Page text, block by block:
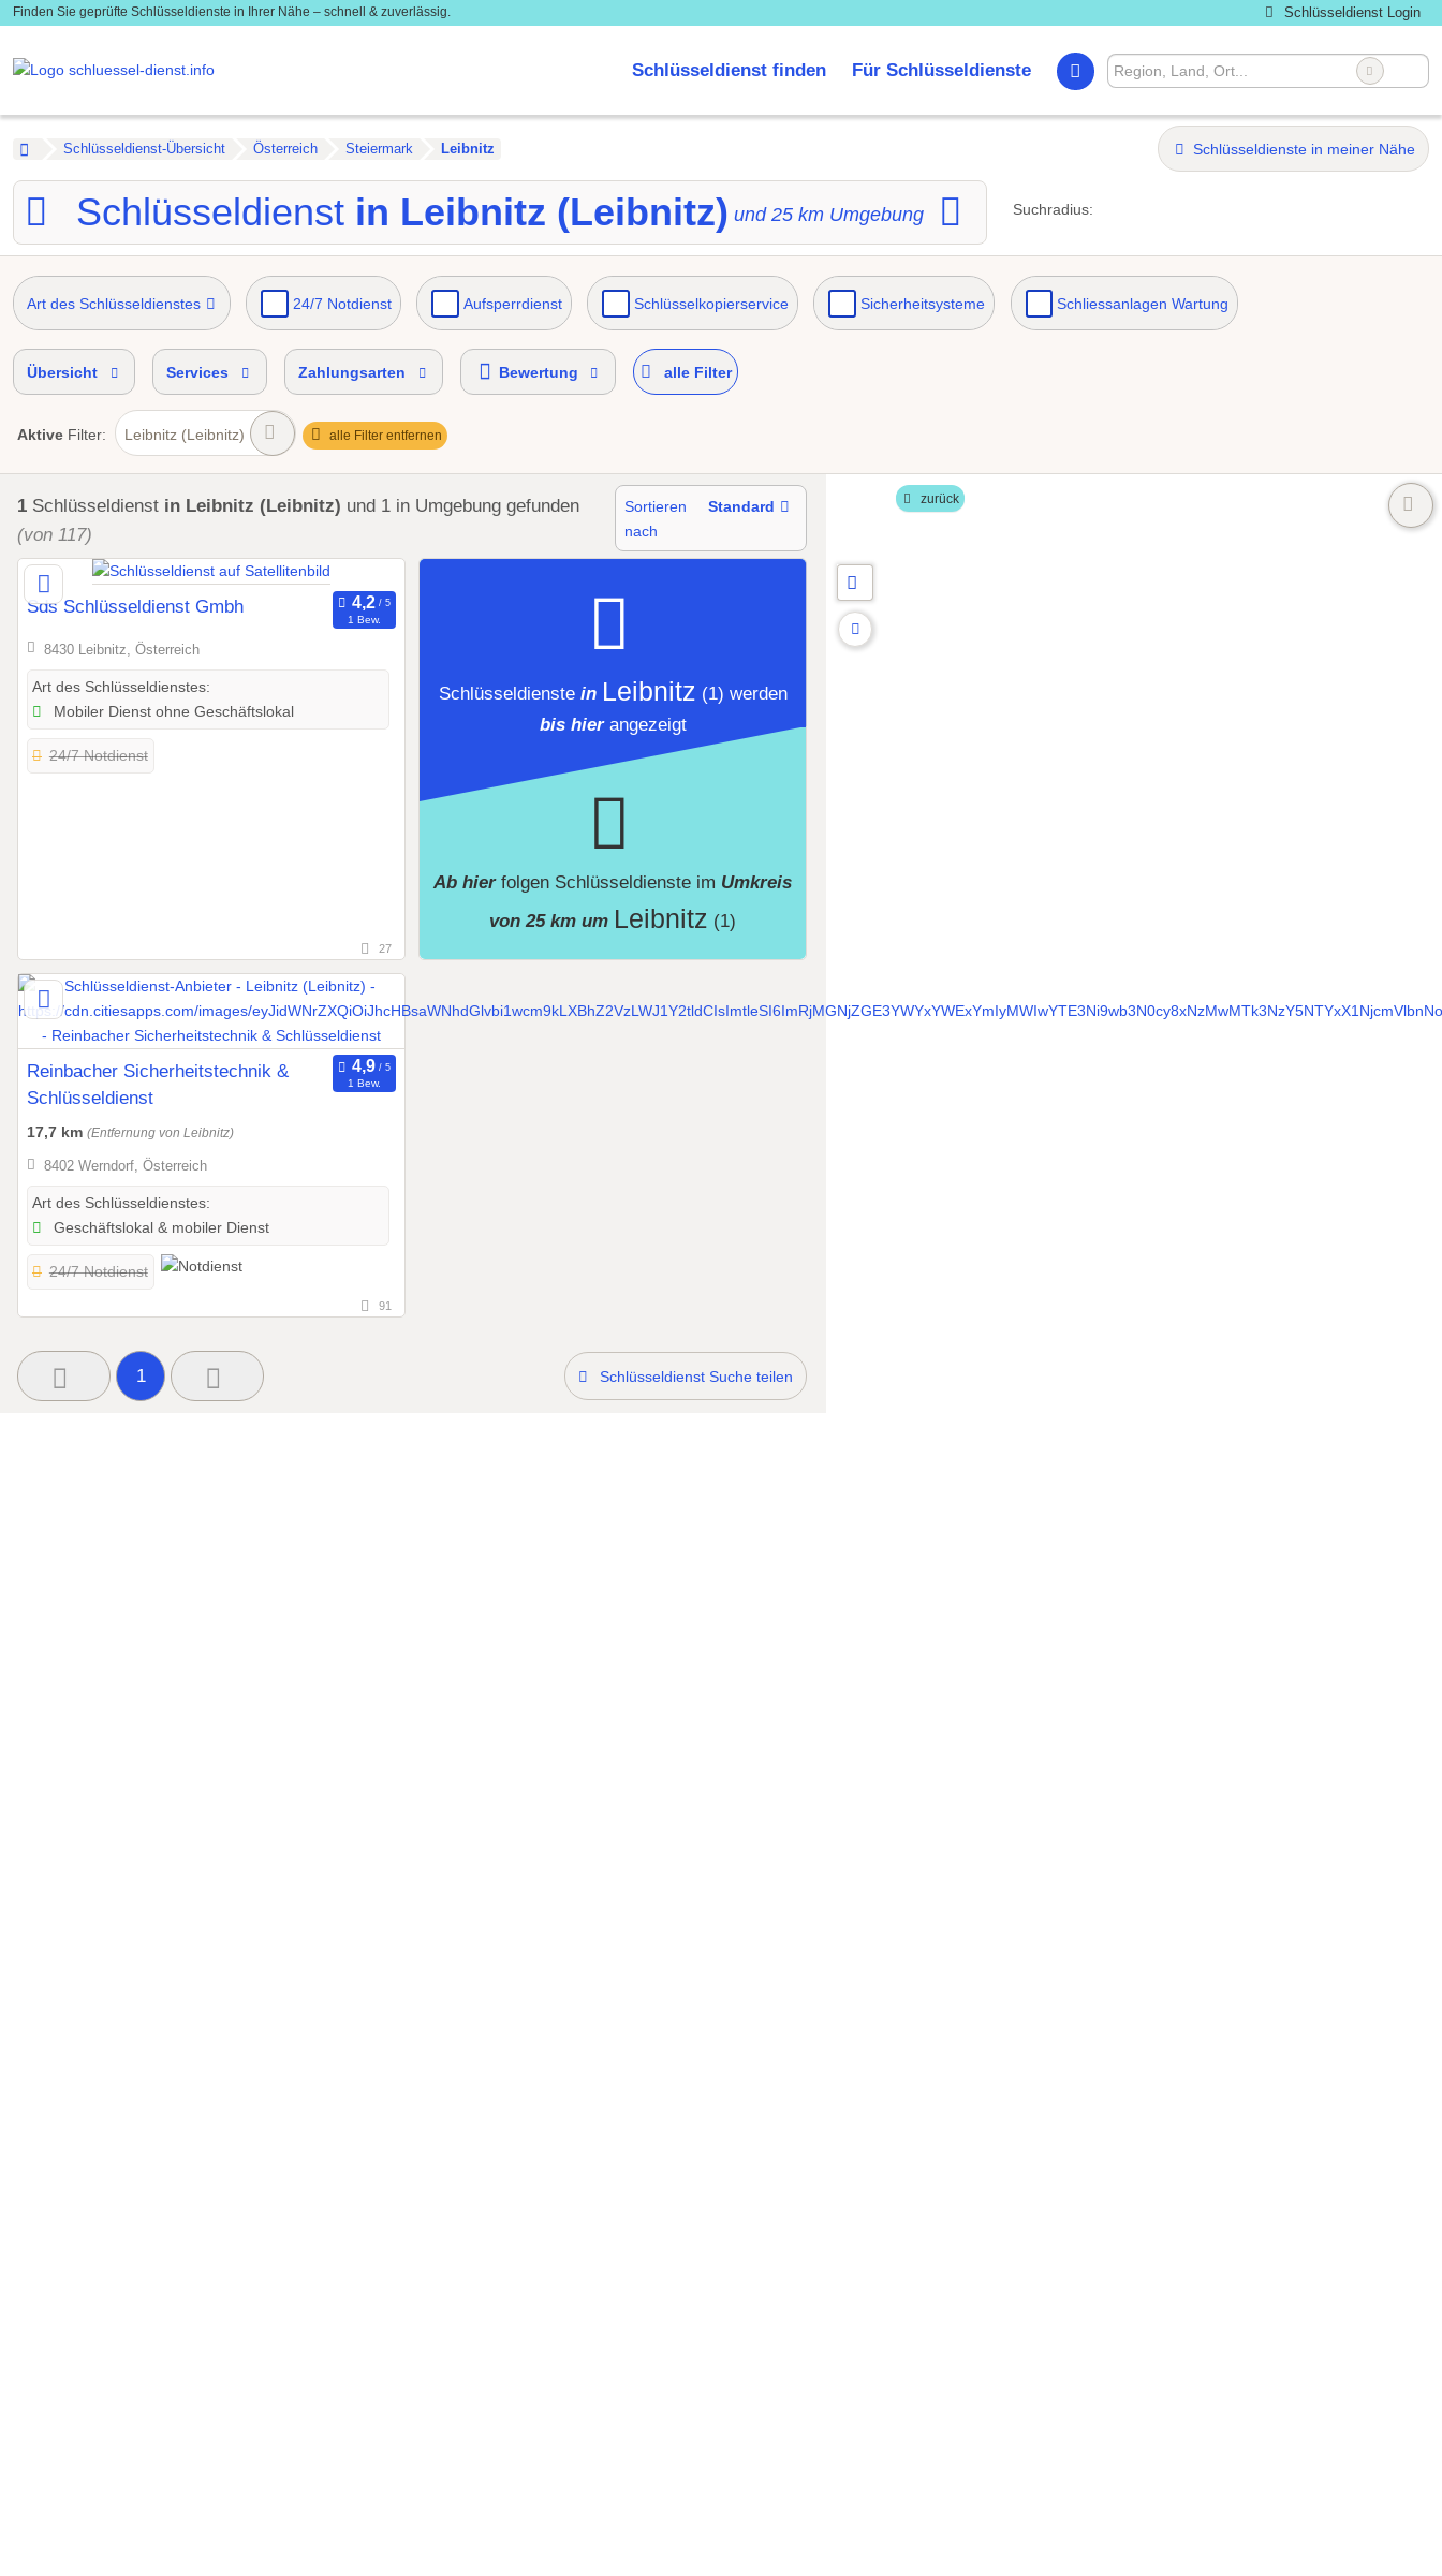
Finden Sie geprüfte Schlüsseldienste in Ihrer Nähe – schnell & zuverlässig. Schlüsseldienst Login
Schlüsseldienst finden Für Schlüsseldienste
Schlüsseldienst-Übersicht Österreich Steiermark Leibnitz Schlüsseldienste in meiner Nähe
Schlüsseldienst in Leibnitz (Leibnitz) und 25 km Umgebung Suchradius:
Art des Schlüsseldienstes 24/7 Notdienst Aufsperrdienst Schlüsselkopierservice Sicherheitsysteme Schliessanlagen Wartung
Einbruch Soforthilfe
Übersicht Services Zahlungsarten Bewertung alle Filter
Aktive Filter: Leibnitz (Leibnitz) alle Filter entfernen
1 Schlüsseldienst in Leibnitz (Leibnitz) und 1 in Umgebung gefunden
(von 117)
Sortieren
nach
Standard
Sds Schlüsseldienst Gmbh
1 Bew.
8430 Leibnitz, Österreich
Art des Schlüsseldienstes:
Mobiler Dienst ohne Geschäftslokal
24/7 Notdienst
27
Schlüsseldienste in Leibnitz (1) werden
bis hierangezeigt
Ab hier folgen Schlüsseldienste im Umkreis
von 25 km um Leibnitz (1)
Reinbacher Sicherheitstechnik &
Schlüsseldienst
1 Bew.
17,7 km (Entfernung von Leibnitz)
8402 Werndorf, Österreich
Art des Schlüsseldienstes:
Geschäftslokal & mobiler Dienst
24/7 Notdienst
91
1 Schlüsseldienst Suche teilen
zurück